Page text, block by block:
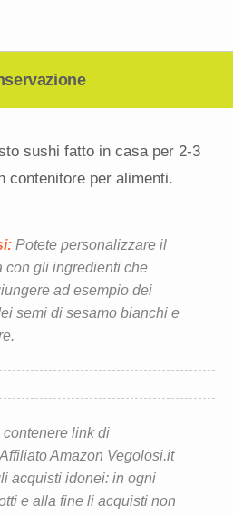
sushi fatto in casa per 2-3
contenitore per alimenti.
Potete personalizzare il
con gli ingredienti che
ad esempio dei
semi di sesamo bianchi e
link di
Amazon Vegolosi.it
acquisti idonei: in ogni
e alla fine li acquisti non